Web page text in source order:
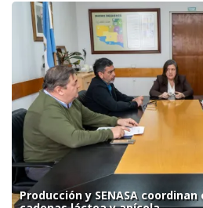
Producción y SENASA